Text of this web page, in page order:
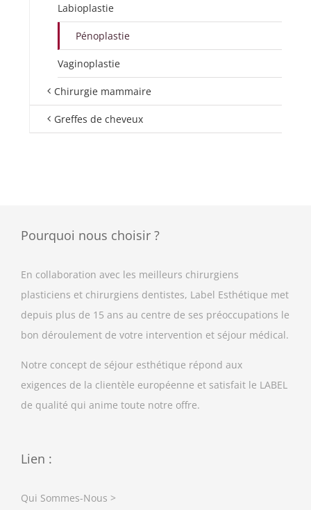
Labioplastie
Pénoplastie
Vaginoplastie
Chirurgie mammaire
Greffes de cheveux
Pourquoi nous choisir ?
En collaboration avec les meilleurs chirurgiens
plasticiens et chirurgiens dentistes, Label Esthétique met
depuis plus de 15 ans au centre de ses préoccupations le
bon déroulement de votre intervention et séjour médical.
Notre concept de séjour esthétique répond aux
exigences de la clientèle européenne et satisfait le LABEL
de qualité qui anime toute notre offre.
Lien :
Qui Sommes-Nous >